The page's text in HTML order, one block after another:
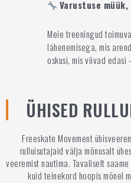
Varustuse
Meie treeningud
lähenemisega, mis
oskusi, mis viivad
ÜHISED
Freeskate Movement
rulluisutajaid välja mõnusalt
veeremist nautima. Tavaliselt
kuid teinekord hoopis mõnel